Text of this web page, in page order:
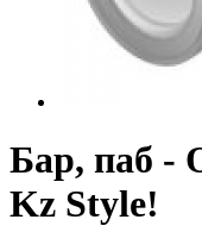
Бар, паб -
Kz Style!